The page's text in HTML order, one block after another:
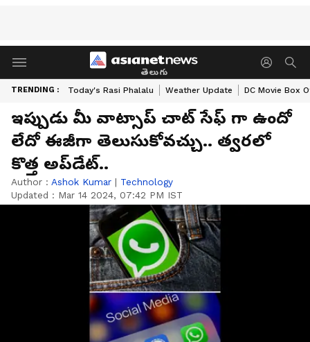
తెలుగు
TRENDING : Today's Rasi Phalalu Weather Update DC Movie Box
ఇప్పుడు మీ వాట్సాప్ చాట్ సేఫ్ గా ఉందో
లేదో ఈజీగా తెలుసుకోవచ్చు.. త్వరలో
కొత్త అప్‌డేట్..
Author : Ashok Kumar | Technology
Updated : Mar 14 2024, 07:42 PM IST